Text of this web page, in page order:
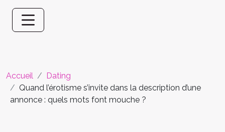
Accueil
Dating
Quand l’érotisme s’invite dans la description d’une
annonce : quels mots font mouche ?